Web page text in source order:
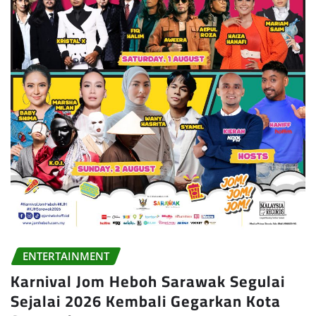
ENTERTAINMENT
Karnival Jom Heboh Sarawak Segulai
Sejalai 2026 Kembali Gegarkan Kota